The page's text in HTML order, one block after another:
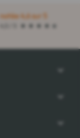
notée 4,6 sur 5